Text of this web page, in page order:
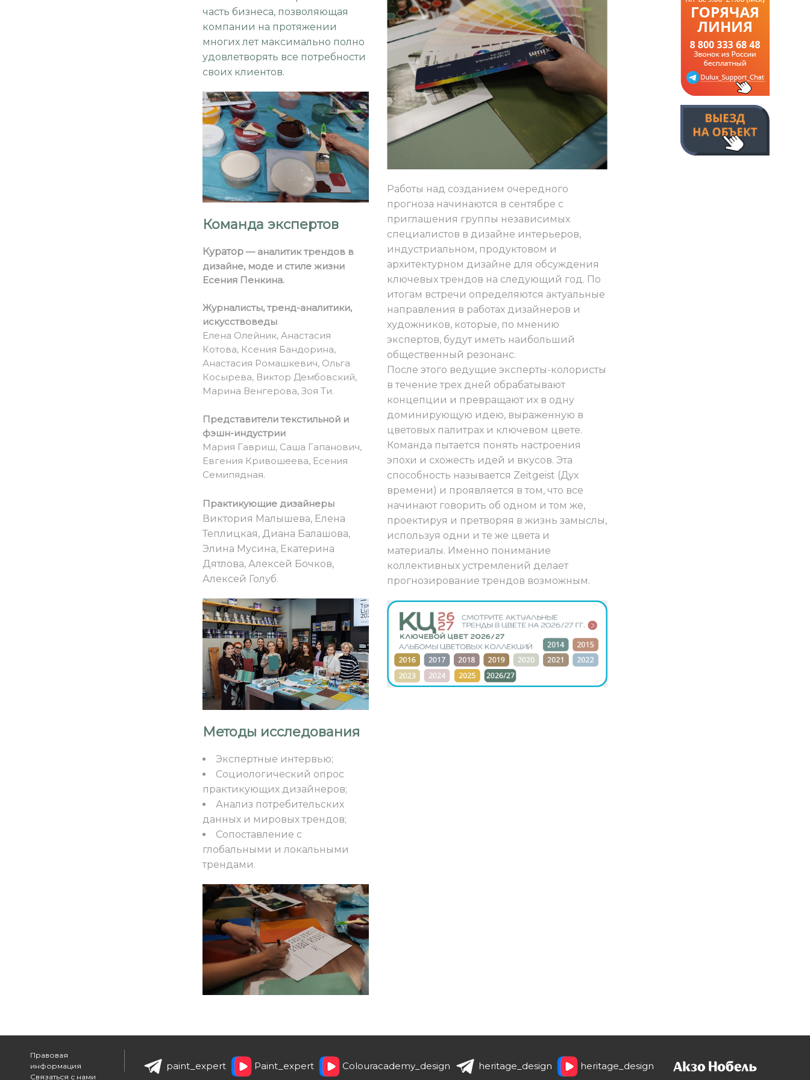
часть бизнеса, позволяющая
компании на протяжении
многих лет максимально полно
удовлетворять все потребности
своих клиентов.
Команда экспертов
Куратор — аналитик трендов в
дизайне, моде и стиле жизни
Есения Пенкина.
Журналисты, тренд-аналитики,
искусствоведы
Елена Олейник, Анастасия
Котова, Ксения Бандорина,
Анастасия Ромашкевич, Ольга
Косырева, Виктор Дембовский,
Марина Венгерова, Зоя Ти.
Представители текстильной и
фэшн-индустрии
Мария Гавриш, Саша Гапанович,
Евгения Кривошеева, Есения
Семипядная.
Практикующие дизайнеры
Виктория Малышева, Елена
Теплицкая, Диана Балашова,
Элина Мусина, Екатерина
Дятлова, Алексей Бочков,
Алексей Голуб.
Методы исследования
Экспертные интервью;
Социологический опрос
практикующих дизайнеров;
Анализ потребительских
данных и мировых трендов;
Сопоставление с
глобальными и локальными
трендами.
Работы над созданием очередного
прогноза начинаются в сентябре с
приглашения группы независимых
специалистов в дизайне интерьеров,
индустриальном, продуктовом и
архитектурном дизайне для обсуждения
ключевых трендов на следующий год. По
итогам встречи определяются актуальные
направления в работах дизайнеров и
художников, которые, по мнению
экспертов, будут иметь наибольший
общественный резонанс.
После этого ведущие эксперты-колористы
в течение трех дней обрабатывают
концепции и превращают их в одну
доминирующую идею, выраженную в
цветовых палитрах и ключевом цвете.
Команда пытается понять настроения
эпохи и схожесть идей и вкусов. Эта
способность называется Zeitgeist (Дух
времени) и проявляется в том, что все
начинают говорить об одном и том же,
проектируя и претворяя в жизнь замыслы,
используя одни и те же цвета и
материалы. Именно понимание
коллективных устремлений делает
прогнозирование трендов возможным.
Правовая
информация
Связаться с нами
paint_expert Paint_expert Colouracademy_design heritage_design heritage_design